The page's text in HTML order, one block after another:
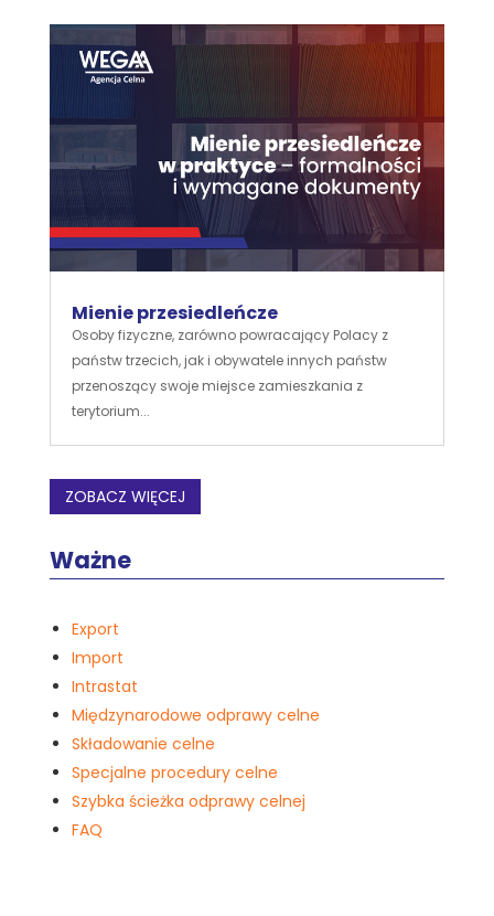
Mienie przesiedleńcze
Osoby fizyczne, zarówno powracający Polacy z
państw trzecich, jak i obywatele innych państw
przenoszący swoje miejsce zamieszkania z
terytorium...
ZOBACZ WIĘCEJ
Ważne
Export
Import
Intrastat
Międzynarodowe odprawy celne
Składowanie celne
Specjalne procedury celne
Szybka ścieżka odprawy celnej
FAQ